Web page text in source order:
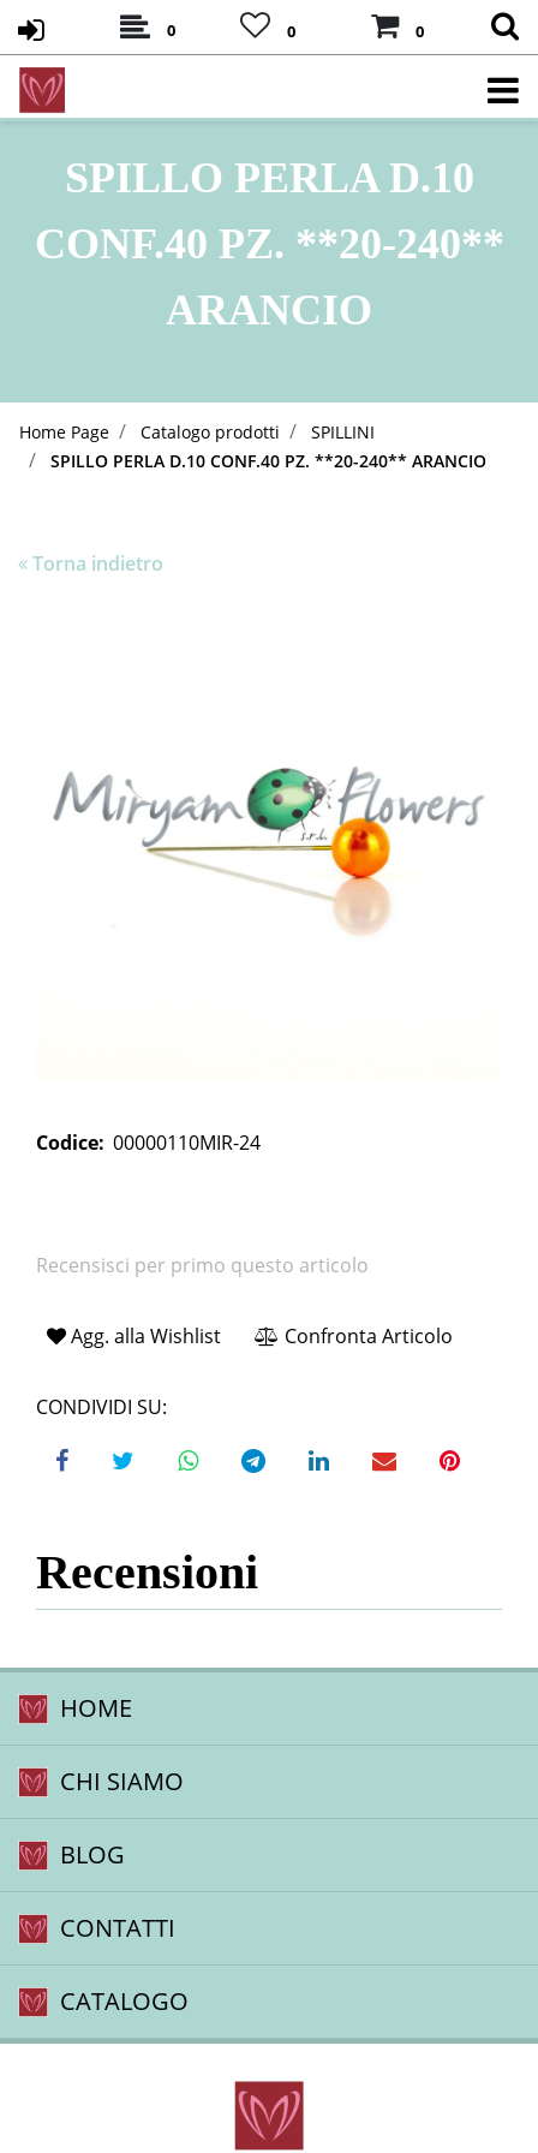
0 0 0
SPILLO PERLA D.10
CONF.40 PZ. **20-240**
ARANCIO
Home Page Catalogo prodotti
SPILLINI
SPILLO PERLA D.10 CONF.40 PZ. **20-240** ARANCIO
Torna indietro
Codice: 00000110MIR-24
Recensisci per primo questo articolo
Agg. alla Wishlist Confronta Articolo
CONDIVIDI SU:
Recensioni
HOME
CHI SIAMO
BLOG
CONTATTI
CATALOGO